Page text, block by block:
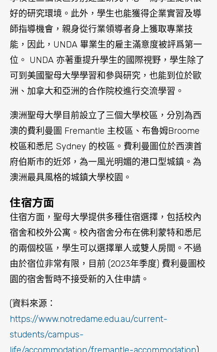
府伯斯市的近郊，為一風光明媚的港口型城鎮。為
澳洲最具風格的城鎮大學校園。
住宿方面
住宿方面，聖母大學提供多種住宿選擇，包括校內
宿舍和校外公寓。校內宿舍分布在佛利蒙特和悉尼
的兩個校區，學生可以選擇單人或雙人房間。不過
由於宿位非常有限，目前 (2023年季度) 費利曼圖校
園的宿舍暫時不接受新的入住申請。
(資料來源：
https://www.notredame.edu.au/current-
students/campus-
life/accommodation/fremantle-accommodation
校外公寓位於校園附近，提供更多的隱私和自由，
但需要學生自行負責租金和生活費等費用。學生也
可以選擇在校外租房或與當地家庭合租，這些選擇
可以讓學生更好地融入當地社區和文化。
的宿舍費用因樓層、房型、學期長度和住宿時間的
不同而有所不同。以下是澳洲聖母大學2021年住宿
費用的參考價格 (2023年價格未有提供)：